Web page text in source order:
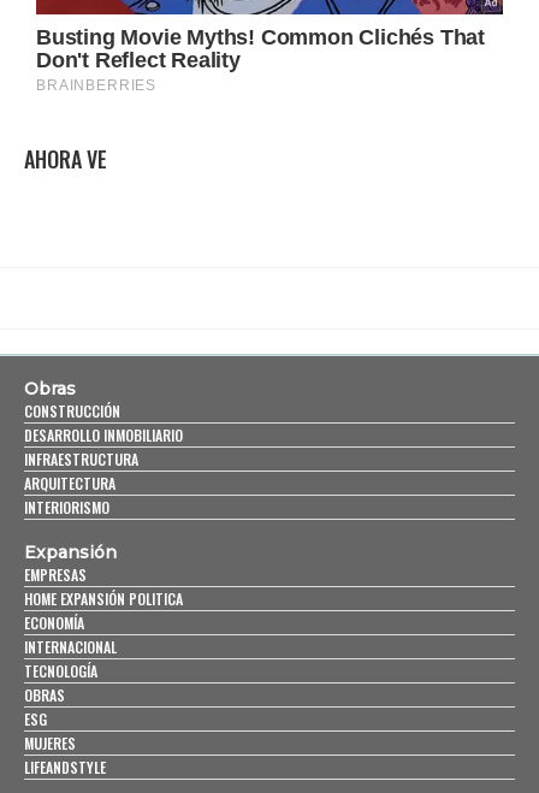
AHORA VE
Obras
CONSTRUCCIÓN
DESARROLLO INMOBILIARIO
INFRAESTRUCTURA
ARQUITECTURA
INTERIORISMO
Expansión
EMPRESAS
HOME EXPANSIÓN POLITICA
ECONOMÍA
INTERNACIONAL
TECNOLOGÍA
OBRAS
ESG
MUJERES
LIFEANDSTYLE